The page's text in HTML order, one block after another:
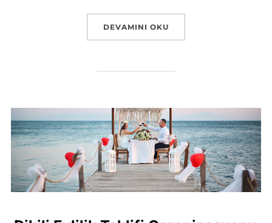
“ÇANDARLI EVLILIK TEKLIFI
DEVAMINI OKU